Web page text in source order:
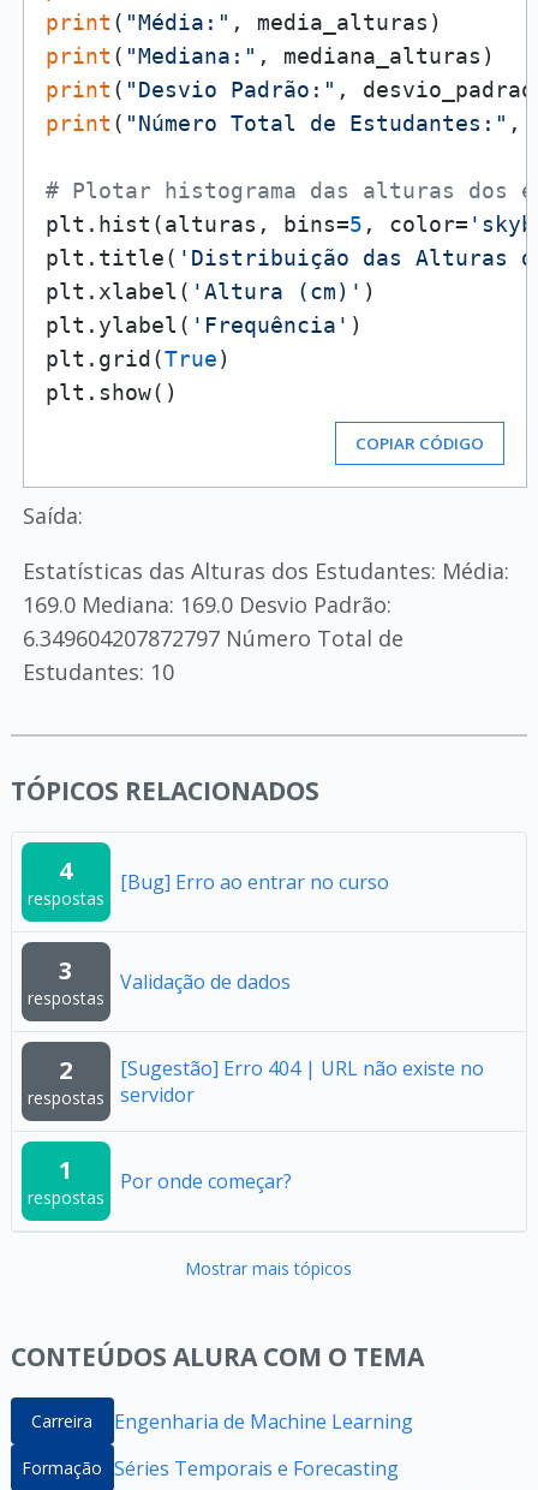
print ( "Média:"
print ( "Mediana:"
print ( "Desvio Padrão:"
print ( "Número Total de Estudantes:" ,
# Plotar histograma das alturas dos
plt.hist(alturas, bins=5 , color=
plt.title( 'Distribuição das Alturas
plt.xlabel( 'Altura (cm)' )
plt.ylabel( 'Frequência' )
plt.grid(True)
COPIAR CÓDIGO
Saída:
Estatísticas das Alturas dos Estudantes: Média:
169.0 Mediana: 169.0 Desvio Padrão:
6.349604207872797 Número Total de
Estudantes: 10
TÓPICOS RELACIONADOS
4
respostas
[Bug] Erro ao entrar no curso
3
respostas
Validação de dados
2
respostas
[Sugestão] Erro 404 | URL não existe no
servidor
1
respostas
Por onde começar?
Mostrar mais tópicos
CONTEÚDOS ALURA COM O TEMA
Carreira Engenharia de Machine Learning
Formação Séries Temporais e Forecasting